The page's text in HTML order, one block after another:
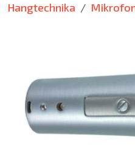
EGYÉB
ÚJ TERMÉKEK
Hangtechnika